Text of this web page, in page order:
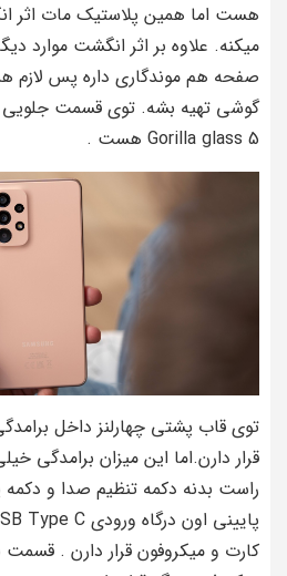
هست اما همین پلاستیک مات
میکنه. علاوه بر اثر انگشت
صفحه هم موندگاری داره پس
گوشی تهیه بشه. توی قسمت
Gorilla glass 5 هست .
توی قاب پشتی چهارلنز داخل
قرار دارن.اما این میزان برامدگی
راست بدنه دکمه تنظیم صدا و دکمه
کارت و میکروفون قرار دارن .